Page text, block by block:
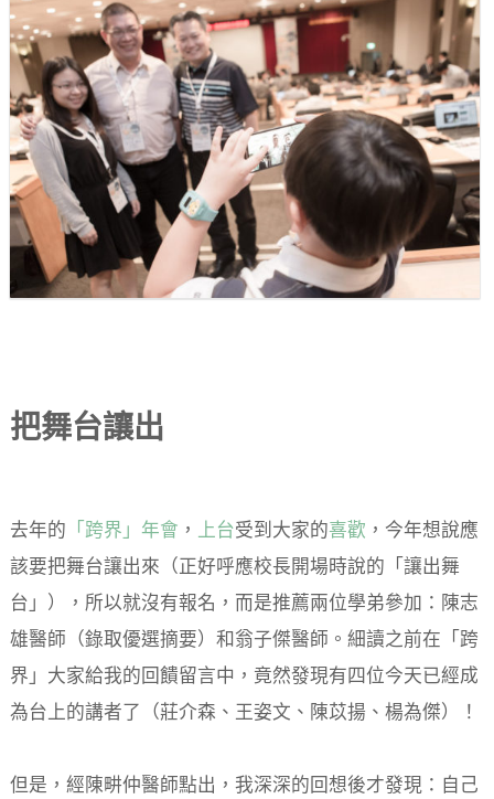
把舞台讓出
去年的 「跨界」年會 ， 上台受到大家的喜歡 ，今年想說應
該要把舞台讓出來（正好呼應校長開場時說的「讓出舞
台」），所以就沒有報名，而是推薦兩位學弟參加：陳志
雄醫師（錄取優選摘要）和翁子傑醫師。細讀之前在「跨
界」大家給我的回饋留言中，竟然發現有四位今天已經成
為台上的講者了（莊介森、王姿文、陳苡揚、楊為傑）！
但是，經陳畊仲醫師點出，我深深的回想後才發現：自己